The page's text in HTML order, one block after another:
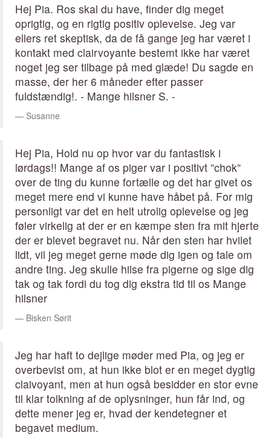
Hej Pia. Ros skal du have, finder dig meget
oprigtig, og en rigtig positiv oplevelse. Jeg var
ellers ret skeptisk, da de få gange jeg har været i
kontakt med clairvoyante bestemt ikke har været
noget jeg ser tilbage på med glæde! Du sagde en
masse, der her 6 måneder efter passer
fuldstændig!. - Mange hilsner S. -
Susanne
Hej Pia, Hold nu op hvor var du fantastisk i
lørdags!! Mange af os piger var i positivt ”chok”
over de ting du kunne fortælle og det har givet os
meget mere end vi kunne have håbet på. For mig
personligt var det en helt utrolig oplevelse og jeg
føler virkelig at der er en kæmpe sten fra mit hjerte
der er blevet begravet nu. Når den sten har hvilet
lidt, vil jeg meget gerne møde dig igen og tale om
andre ting. Jeg skulle hilse fra pigerne og sige dig
tak og tak fordi du tog dig ekstra tid til os Mange
hilsner
Bisken Sørit
Jeg har haft to dejlige møder med Pia, og jeg er
overbevist om, at hun ikke blot er en meget dygtig
claivoyant, men at hun også besidder en stor evne
til klar tolkning af de oplysninger, hun får ind, og
dette mener jeg er, hvad der kendetegner et
begavet medium.